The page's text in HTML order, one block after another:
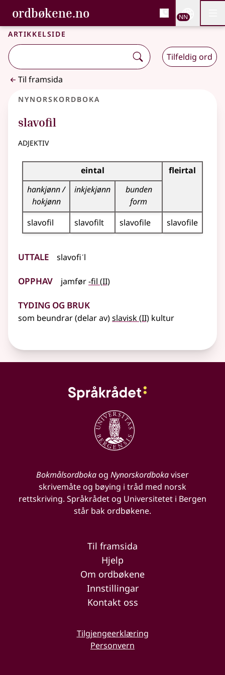
Gå til hovudinnhald
Tilgjenge
ordbøkene.no, Bokmålsordboka og
Bokmålsordboka og Nynorskordboka
NN
Artikkelside
Tilfeldig ord
Til framsida
Nynorskordboka
slavofil
adjektiv
Bøyningstabell for dette adjektivet
eintal
fleirtal
hankjønn /
hokjønn
inkjekjønn
bunden
form
slavofil
slavofilt slavofile slavofile
Uttale slavofiˊl
Opphav jamfør-fil (2
II)
Tyding og bruk
som beundrar (delar av)slavisk(2
II) kultur
Bokmålsordbokaog Nynorskordbokaviser
skrivemåte og bøying i tråd med norsk
rettskriving. Språkrådet og Universitetet i Bergen
står bak ordbøkene.
Til framsida
Hjelp
Om ordbøkene
Innstillingar
Kontakt oss
Tilgjengeerklæring
Personvern